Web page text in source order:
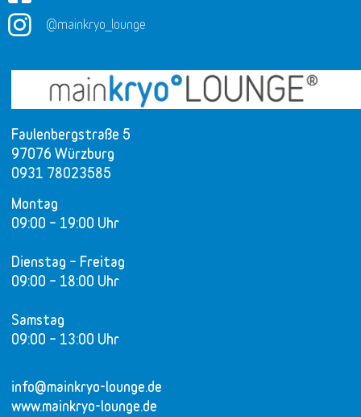
Faulenbergstraße 5
97076 Würzburg
0931 78023585
Montag
09:00 – 19:00 Uhr
Dienstag – Freitag
09:00 – 18:00 Uhr
Samstag
09:00 – 13:00 Uhr
info@mainkryo-lounge.de
www.mainkryo-lounge.de
@mainkryo_lounge